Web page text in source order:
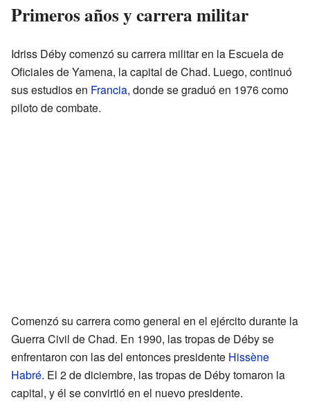
Primeros años y carrera militar
Idriss Déby comenzó su carrera militar en la Escuela de
Oficiales de Yamena, la capital de Chad. Luego, continuó
sus estudios en Francia, donde se graduó en 1976 como
piloto de combate.
Comenzó su carrera como general en el ejército durante la
Guerra Civil de Chad. En 1990, las tropas de Déby se
enfrentaron con las del entonces presidente Hissène
Habré. El 2 de diciembre, las tropas de Déby tomaron la
capital, y él se convirtió en el nuevo presidente.